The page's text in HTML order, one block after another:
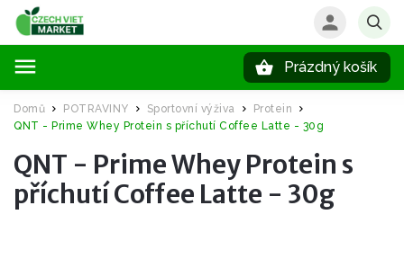
Prázdný košík
Domů / POTRAVINY / Sportovní výživa / Protein
/
QNT - Prime Whey Protein s příchutí Coffee Latte - 30g
QNT - Prime Whey Protein s
příchutí Coffee Latte - 30g